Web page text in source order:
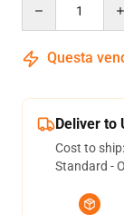
Questa
Deliver to
Cost to ship:
Standard -